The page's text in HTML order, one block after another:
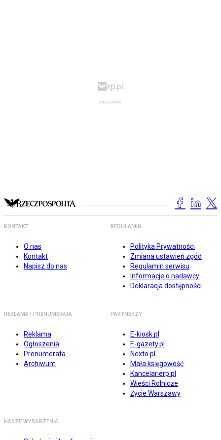
KONTAKT
O nas
Kontakt
Napisz do nas
REGULAMIN
Polityka Prywatności
Zmiana ustawień zgód
Regulamin serwisu
Informacje o nadawcy
Deklaracja dostępności
REKLAMA I PRENUMERATA
Reklama
Ogłoszenia
Prenumerata
Archiwum
PARTNERZY
E-kiosk.pl
E-gazety.pl
Nexto.pl
Mała księgowość
Kancelarierp.pl
Wieści Rolnicze
Życie Warszawy
NASZE WYDARZENIA